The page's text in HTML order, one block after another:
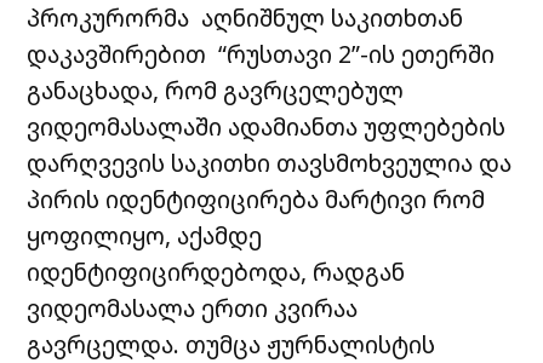
პროკურორმა აღნიშნულ საკითხთან
დაკავშირებით “რუსთავი 2”-ის ეთერში
განაცხადა, რომ გავრცელებულ
ვიდეომასალაში ადამიანთა უფლებების
დარღვევის საკითხი თავსმოხვეულია და
პირის იდენტიფიცირება მარტივი რომ
ყოფილიყო, აქამდე
იდენტიფიცირდებოდა, რადგან
ვიდეომასალა ერთი კვირაა
გავრცელდა. თუმცა ჟურნალისტის